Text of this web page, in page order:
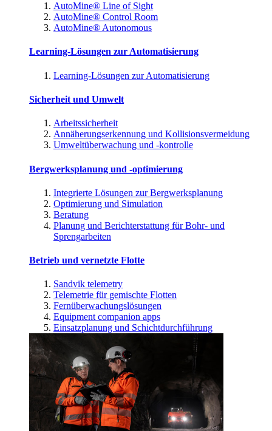
AutoMine® Line of Sight
AutoMine® Control Room
AutoMine® Autonomous
Learning-Lösungen zur Automatisierung
Learning-Lösungen zur Automatisierung
Sicherheit und Umwelt
Arbeitssicherheit
Annäherungserkennung und Kollisionsvermeidung
Umweltüberwachung und -kontrolle
Bergwerksplanung und -optimierung
Integrierte Lösungen zur Bergwerksplanung
Optimierung und Simulation
Beratung
Planung und Berichterstattung für Bohr- und
Sprengarbeiten
Betrieb und vernetzte Flotte
Sandvik telemetry
Telemetrie für gemischte Flotten
Fernüberwachungslösungen
Equipment companion apps
Einsatzplanung und Schichtdurchführung